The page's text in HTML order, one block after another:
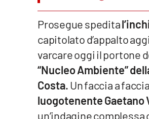
Venti di comunicazione
Streaming
LaC Network
Prosegue spedita
capitolato d’appalto
varcare oggi il portone
“Nucleo Ambiente”
Costa.Un faccia a
luogotenente Gaetano
un’indagine complessa